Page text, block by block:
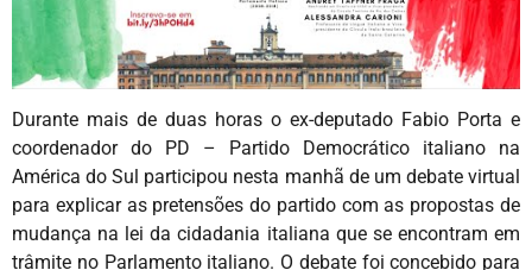
Durante mais de duas horas o ex-deputado Fabio Porta e
coordenador do PD – Partido Democrático italiano na
América do Sul participou nesta manhã de um debate virtual
para explicar as pretensões do partido com as propostas de
mudança na lei da cidadania italiana que se encontram em
trâmite no Parlamento italiano. O debate foi concebido para